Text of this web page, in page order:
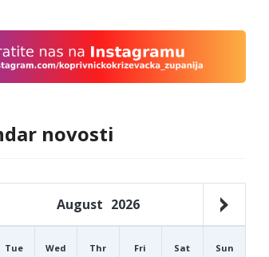
novosti
August 2026
Tue Wed Thr Fri Sat Sun